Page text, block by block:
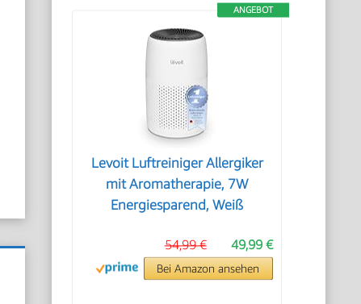
ANGEBOT
Levoit Luftreiniger Allergiker
mit Aromatherapie, 7W
Energiesparend, Weiß
49,99 €
54,99 €
Bei Amazon ansehen